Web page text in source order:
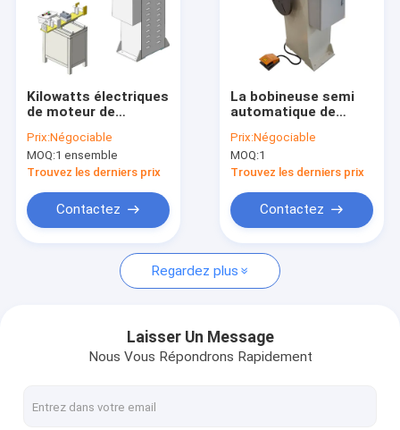
Vidéos
À propos de nous
Contactez-nous
Nouvelles
Demander un devis
Éolienne d'aluminium de transformateur
La bobineuse de transformateur
Kilowatts électriques
de moteur de
taille de la bobineuse
1400mm
Prix:Négociable
MOQ:1 ensemble
Trouvez les derniers prix
Contactez
La bobineuse semi
automatique de
compteur
Prix:Négociable
MOQ:1
Trouvez les derniers prix
Contactez
Regardez plus
Laisser Un Message
Nous Vous Répondrons Rapidement